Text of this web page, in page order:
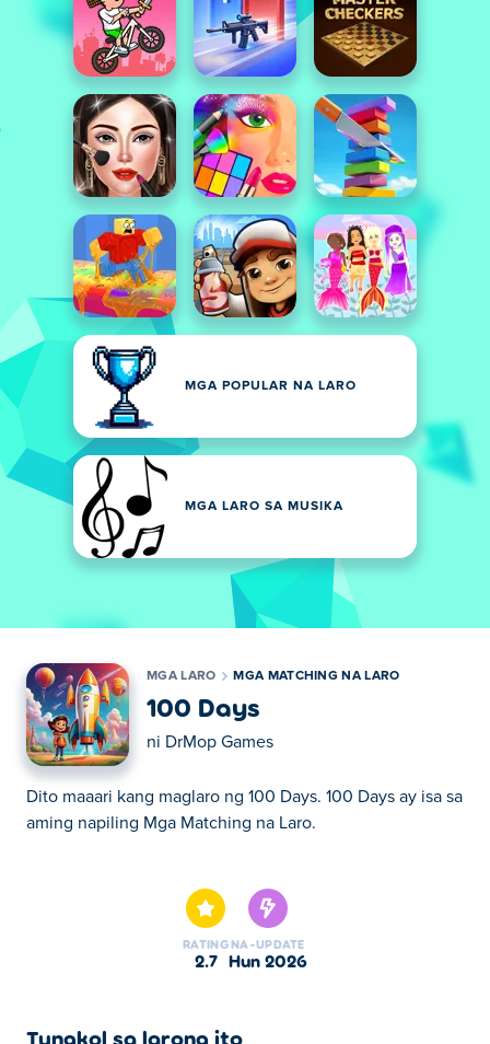
MGA POPULAR NA LARO
MGA LARO SA MUSIKA
MGA LARO MGA MATCHING NA LARO
100 Days
ni DrMop Games
Dito maaari kang maglaro ng 100 Days. 100 Days ay isa sa
aming napiling Mga Matching na Laro.
RATING
2.7
NA-UPDATE
Hun 2026
Tungkol sa larong ito